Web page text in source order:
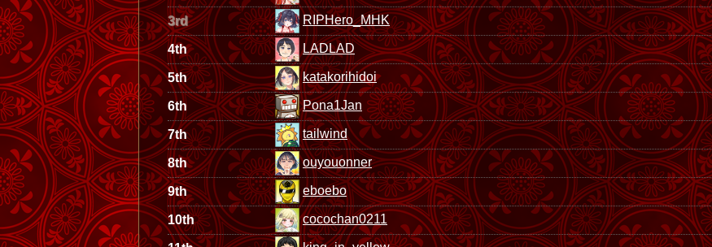
3rd RIPHero_MHK
4th LADLAD
5th katakorihidoi
6th Pona1Jan
7th tailwind
8th ouyouonner
9th eboebo
10th cocochan0211